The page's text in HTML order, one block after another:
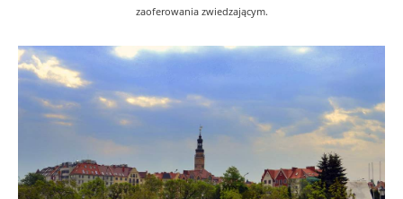
zaoferowania zwiedzającym.